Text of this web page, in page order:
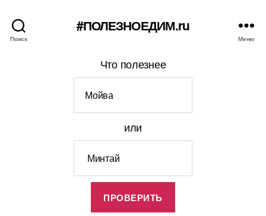
Поиск
#ПОЛЕЗНОЕДИМ.ru
Меню
Что полезнее
или